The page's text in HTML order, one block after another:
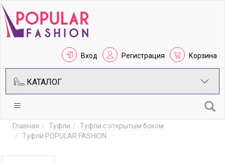
Вход Регистрация Корзина
КАТАЛОГ
Главная Туфли
Туфли с открытым боком
Туфли POPULAR FASHION